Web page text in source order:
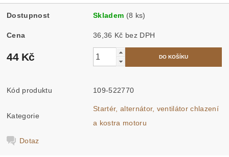
Dostupnost Skladem (8 ks)
Cena 36,36 Kč bez DPH
44 Kč
Kód produktu 109-522770
Kategorie
Startér, alternátor, ventilátor chlazení
a kostra motoru
Dotaz